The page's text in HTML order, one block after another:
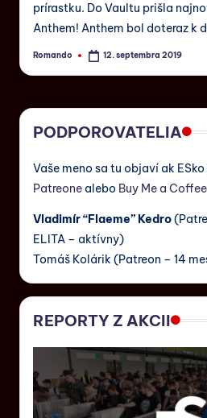
prírastku. Do Vaultu prišla
Anthem! Anthem bol doteraz k
Romando 12. septembra 2019
PODPOROVATELIA
Vaše meno sa tu objaví ak
Patreone alebo Buy Me a Coffee
Vladimír “Flaeme” Kedro
ELITA – aktívny)
Tomáš Kolárik (Patreon – 14
REPORTY Z AKCII